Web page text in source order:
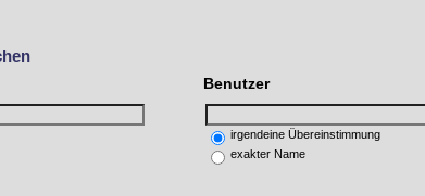
Benutzer
irgendeine Übereinstimmung
exakter Name